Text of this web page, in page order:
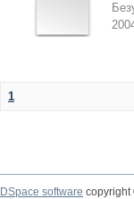
1
DSpace software copyright